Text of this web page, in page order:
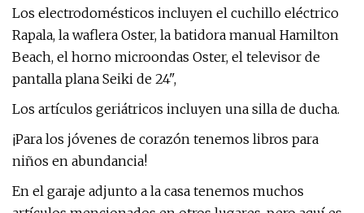
Los electrodomésticos incluyen el cuchillo eléctrico
Rapala, la waflera Oster, la batidora manual Hamilton
Beach, el horno microondas Oster, el televisor de
pantalla plana Seiki de 24",
Los artículos geriátricos incluyen una silla de ducha.
¡Para los jóvenes de corazón tenemos libros para
niños en abundancia!
En el garaje adjunto a la casa tenemos muchos